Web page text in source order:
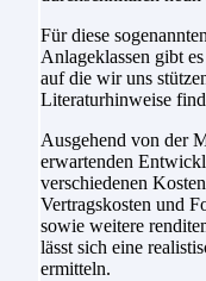
Für diese
Anlageklassen gibt
auf die wir uns
Literaturhinweise
Ausgehend von der
erwartenden
verschiedenen
Vertragskosten und
sowie weitere
lässt sich eine
ermitteln.